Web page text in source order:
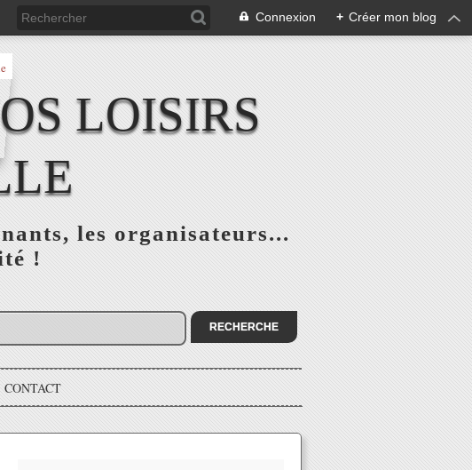
Connexion + Créer mon blog
LOISIRS
les organisateurs...
!
CONTACT